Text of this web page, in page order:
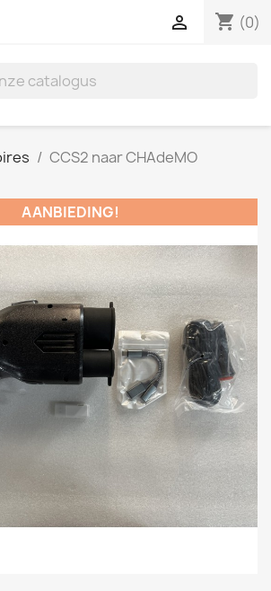
shopping_cart (0)

CCS2 naar CHAdeMO
AANBIEDING!